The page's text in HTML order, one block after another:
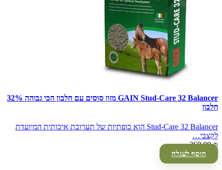
GAIN Stud-Care 32 Balancer מזון סוסים עם חלבון הכי גבוהה 32%
חלבון
Stud-Care 32 Balancer הוא כופתיות של תערובת איכותית המיועדת
לקצבי…
360.00₪
הוסף לעגלה